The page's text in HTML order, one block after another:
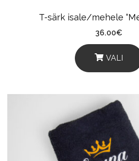
T-särk isale/mehele
36.00€
VALI
This
Has
Multiple
The